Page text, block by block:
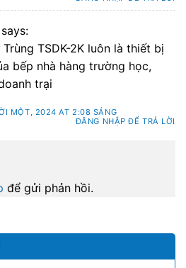
says:
Trùng TSDK-2K luôn là thiết bị
bếp nhà hàng trường học,
trại
MỘT, 2024 AT 2:08 SÁNG
ĐĂNG NHẬP ĐỂ TRẢ LỜI
để gửi phản hồi.